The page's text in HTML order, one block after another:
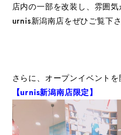
店内の一部を改装し、雰囲
urnis新潟南店をぜひご覧下
さらに、オープンイベントを
【urnis新潟南店限定】